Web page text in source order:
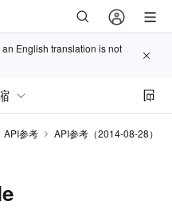
English translation is not
API参考
API参考（2014-08-28）